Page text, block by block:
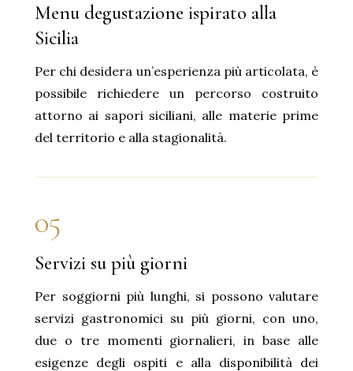
Menu degustazione ispirato alla
Sicilia
Per chi desidera un’esperienza più articolata, è
possibile richiedere un percorso costruito
attorno ai sapori siciliani, alle materie prime
del territorio e alla stagionalità.
05
Servizi su più giorni
Per soggiorni più lunghi, si possono valutare
servizi gastronomici su più giorni, con uno,
due o tre momenti giornalieri, in base alle
esigenze degli ospiti e alla disponibilità dei